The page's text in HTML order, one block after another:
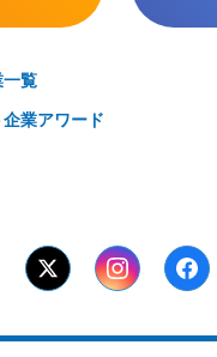
一覧
業アワード